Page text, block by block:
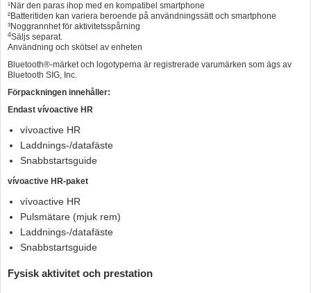
¹När den paras ihop med en kompatibel smartphone
²Batteritiden kan variera beroende på användningssätt och smartphone
³Noggrannhet för aktivitetsspårning
4Säljs separat.
Användning och skötsel av enheten
Bluetooth®-märket och logotyperna är registrerade varumärken som ägs av
Bluetooth SIG, Inc.
Förpackningen innehåller:
Endast vívoactive HR
vívoactive HR
Laddnings-/datafäste
Snabbstartsguide
vívoactive HR-paket
vívoactive HR
Pulsmätare (mjuk rem)
Laddnings-/datafäste
Snabbstartsguide
Fysisk aktivitet och prestation